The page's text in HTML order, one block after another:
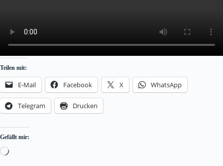
Teilen mit:
E-Mail Facebook X WhatsApp
Telegram Drucken
Gefällt mir:
Loading…